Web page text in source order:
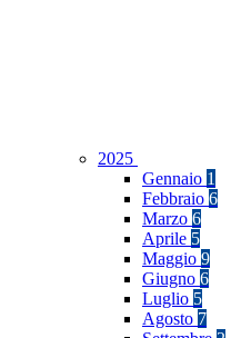
2025
Gennaio 1
Febbraio 6
Marzo 6
Aprile 5
Maggio 9
Giugno 6
Luglio 5
Agosto 7